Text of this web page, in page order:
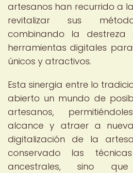
artesanos han recurrido a
revitalizar sus
combinando la
herramientas digitales
únicos y atractivos.
Esta sinergia entre lo
abierto un mundo de
artesanos,
alcance y atraer a
digitalización de la
conservado las
ancestrales, sino